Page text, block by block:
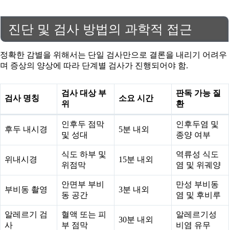
진단 및 검사 방법의 과학적 접근
정확한 감별을 위해서는 단일 검사만으로 결론을 내리기 어려우
며 증상의 양상에 따라 단계별 검사가 진행되어야 함.
검사 명칭
검사 대상 부
위
소요 시간
판독 가능 질
환
후두 내시경
인후두 점막
및 성대
5분 내외
인후두염 및
종양 여부
위내시경
식도 하부 및
위점막
15분 내외
역류성 식도
염 및 위궤양
부비동 촬영
안면부 부비
동 공간
3분 내외
만성 부비동
염 및 후비루
알레르기 검
사
혈액 또는 피
부 점막
30분 내외
알레르기성
비염 유무